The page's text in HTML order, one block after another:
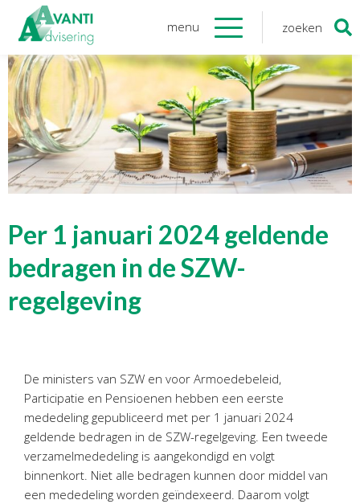
menu zoeken
Organisatie
Onze medewerkers
NOAB gecertificeerd
Algemene verordening
gegevensbescherming
Sponsoring
Onzediensten
Financiele Administratie
Bedrijfseconomisch advies
Belastingadvies Purmerend
Online boekhouden
Nieuws&informatie
Zoeken
naar:
Per 1 januari 2024 geldende
bedragen in de SZW-
regelgeving
De ministers van SZW en voor Armoedebeleid,
Participatie en Pensioenen hebben een eerste
mededeling gepubliceerd met per 1 januari 2024
geldende bedragen in de SZW-regelgeving. Een tweede
verzamelmededeling is aangekondigd en volgt
binnenkort. Niet alle bedragen kunnen door middel van
een mededeling worden geïndexeerd. Daarom volgt